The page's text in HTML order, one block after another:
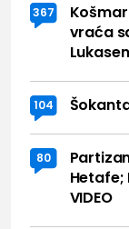
367
vraća
104
80
Hetafe;
VIDEO